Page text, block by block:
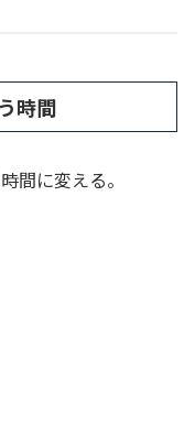
時間
間に変える。